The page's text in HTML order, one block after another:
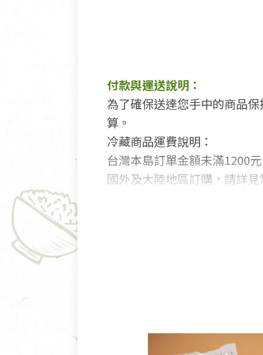
付款與運送說明：
為了確保送達您手中的商品
算。
冷藏商品運費說明：
台灣本島訂單金額未滿1200
國外及大陸地區訂購，請詳